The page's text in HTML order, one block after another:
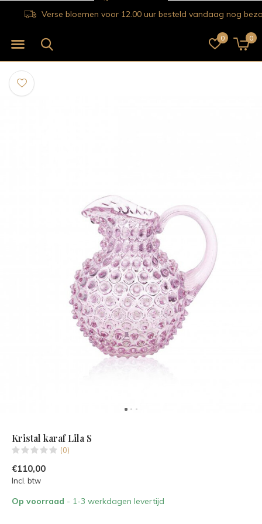
0 0
Verse bloemen voor 12.00 uur besteld vandaag nog bezorgd!
Kristal karaf Lila S
(0)
€110,00
Incl. btw
Op voorraad - 1-3 werkdagen levertijd